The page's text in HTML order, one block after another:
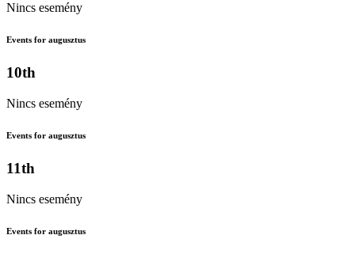
Nincs esemény
Events for augusztus
10th
Nincs esemény
Events for augusztus
11th
Nincs esemény
Events for augusztus